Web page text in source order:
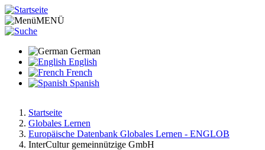
Direkt
zum
Inhalt
MENÜ
German
English
French
Spanish
Pfadnavigation
Startseite
Globales Lernen
Europäische Datenbank Globales Lernen - ENGLOB
InterCultur gemeinnützige GmbH